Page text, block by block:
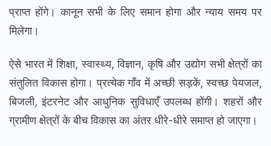
प्राप्त होंगे। कानून सभी के लिए समान होगा और न्याय समय पर
मिलेगा।
ऐसे भारत में शिक्षा, स्वास्थ्य, विज्ञान, कृषि और उद्योग सभी क्षेत्रों का
संतुलित विकास होगा। प्रत्येक गाँव में अच्छी सड़कें, स्वच्छ पेयजल,
बिजली, इंटरनेट और आधुनिक सुविधाएँ उपलब्ध होंगी। शहरों और
ग्रामीण क्षेत्रों के बीच विकास का अंतर धीरे-धीरे समाप्त हो जाएगा।